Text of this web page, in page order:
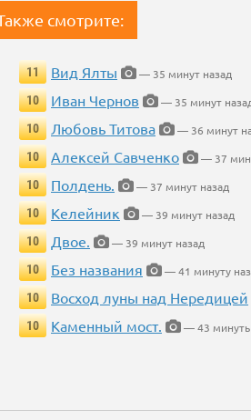
смотрите:
11 Вид Ялты
— 35 минут назад
10
Иван Чернов
— 35 минут
10
Любовь Титова
— 36 минут
10
Алексей Савченко
— 37
10
Полдень.
— 37 минут назад
10
Келейник
— 39 минут назад
10
Двое.
— 39 минут назад
10
Без названия
— 41 минуту
10
Восход луны над Нередицей
10
Каменный мост. — 43